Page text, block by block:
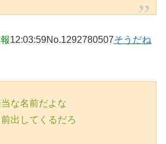
12:03:59No.1292780507そうだね
な名前だよな
出してくるだろ